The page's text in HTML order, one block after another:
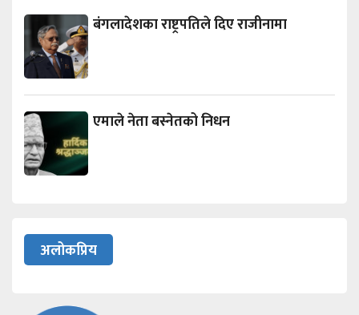
बंगलादेशका राष्ट्रपतिले दिए राजीनामा
एमाले नेता बस्नेतको निधन
अलोकप्रिय